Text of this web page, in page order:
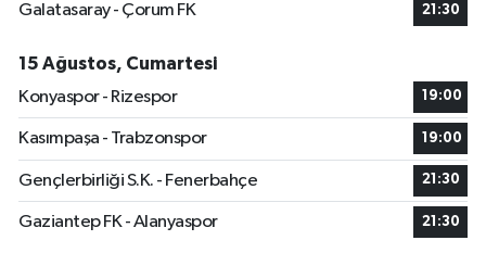
Galatasaray - Çorum FK
21:30
15 Ağustos, Cumartesi
Konyaspor - Rizespor
19:00
Kasımpaşa - Trabzonspor 19:00
Gençlerbirliği S.K. - Fenerbahçe 21:30
Gaziantep FK - Alanyaspor 21:30